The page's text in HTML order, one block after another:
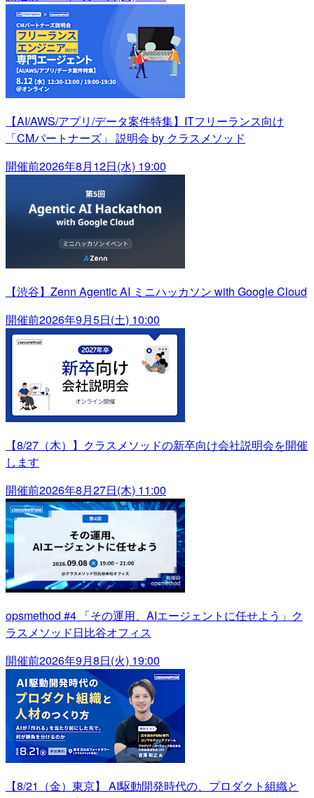
【AI/AWS/アプリ/データ案件特集】ITフリーランス向け
「CMパートナーズ」 説明会 by クラスメソッド
開催前2026年8月12日(水) 19:00
【渋谷】Zenn Agentic AI ミニハッカソン with Google Cloud
開催前2026年9月5日(土) 10:00
【8/27（木）】クラスメソッドの新卒向け会社説明会を開催
します
開催前2026年8月27日(木) 11:00
opsmethod #4 「その運用、AIエージェントに任せよう」ク
ラスメソッド日比谷オフィス
開催前2026年9月8日(火) 19:00
【8/21（金）東京】 AI駆動開発時代の、プロダクト組織と